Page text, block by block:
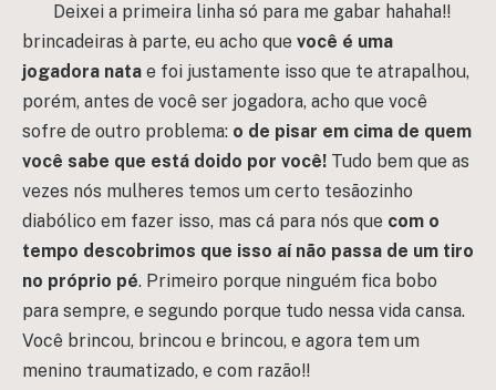
Deixei a primeira linha só para me gabar hahaha!!
brincadeiras à parte, eu acho que você é uma
jogadora nata e foi justamente isso que te atrapalhou,
porém, antes de você ser jogadora, acho que você
sofre de outro problema: o de pisar em cima de quem
você sabe que está doido por você! Tudo bem que as
vezes nós mulheres temos um certo tesãozinho
diabólico em fazer isso, mas cá para nós que com o
tempo descobrimos que isso aí não passa de um tiro
no próprio pé. Primeiro porque ninguém fica bobo
para sempre, e segundo porque tudo nessa vida cansa.
Você brincou, brincou e brincou, e agora tem um
menino traumatizado, e com razão!!